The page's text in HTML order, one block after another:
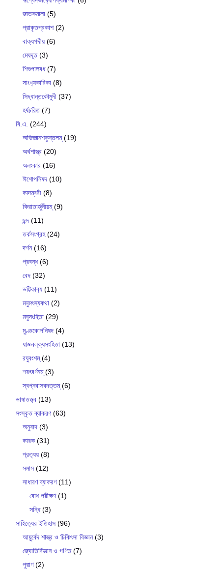
জাতকমালা (5)
প্রাকৃতপ্রকাশ(2)
বাক‍্যপদীয় (6)
মেঘদূত(3)
শিশুপালবধ(7)
সাংখ‍্যকারিকা (8)
সিদ্ধান্তকৌমুদী (37)
হর্ষচরিত(7)
বি.এ. (244)
অভিজ্ঞানশকুন্তলম্(19)
অর্থশাস্ত্র (20)
অলংকার (16)
ঈশোপনিষদ (10)
কাদম্বরী (8)
কিরাতার্জুনীয়ম্(9)
ছন্দ (11)
তর্কসংগ্রহ(24)
দর্শন(16)
প্রবন্ধ(6)
বেদ (32)
ভট্টিকাব‍্য (11)
মনুমৎস্যকথা (2)
মনুসংহিতা (29)
মুণ্ডকোপনিষদ (4)
যাজ্ঞবল্ক‍্যসংহিতা (13)
রঘুবংশম্(4)
শরৎবর্ণনম্(3)
স্বপ্নবাসবদত্তম্(6)
ভাষাতত্ত্ব (13)
সংস্কৃত ব্যাকরণ(63)
অনুবাদ (3)
কারক (31)
প্রত্যয় (8)
সমাস (12)
সাধারণ ব্যাকরণ(11)
বোধ পরীক্ষণ(1)
সন্ধি(3)
সাহিত্যের ইতিহাস (96)
আয়ুর্বেদ শাস্ত্র ও চিকিৎসা বিজ্ঞান(3)
জ্যোতির্বিজ্ঞান ও গণিত(7)
পুরাণ(2)